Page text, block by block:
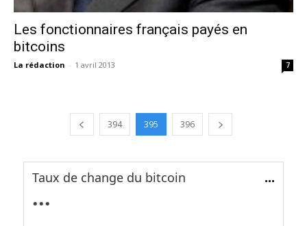
Les fonctionnaires français payés en
bitcoins
La rédaction - 1 avril 2013 7
394 395 396
Taux de change du bitcoin ...
...